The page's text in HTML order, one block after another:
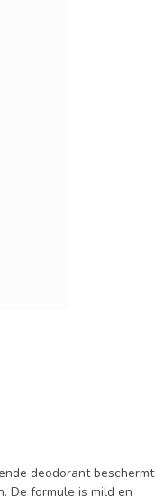
deodorant beschermt
De formule is mild en